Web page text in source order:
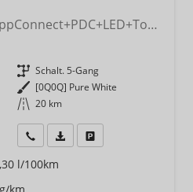
1.0 MPI Sitzheizung+AppConnect+PDC+LED+Touch+Lichtsensor+MultiLenkrad
Getriebe Schalt. 5-Gang
Außenfarbe [0Q0Q] Pure White
Kilometerstand 20 km
Wir rufen Sie anFahrzeugexposé (PDF)
l/100km